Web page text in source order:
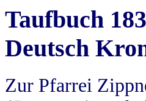
Taufbuch
Deutsch
Zur Pfarrei